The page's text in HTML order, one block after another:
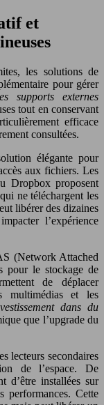
et
les solutions de
pour gérer
supports externes
tout en conservant
efficace
consultées.
élégante pour
aux fichiers. Les
Dropbox proposent
ne téléchargent les
libérer des dizaines
l’expérience
(Network Attached
pour le stockage de
de déplacer
multimédias et les
dans du
que l’upgrade du
lecteurs secondaires
de l’espace. De
d’être installées sur
performances. Cette